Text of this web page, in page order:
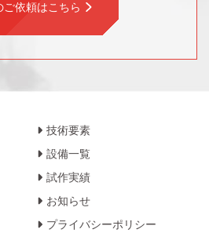
ご依頼はこちら
技術要素
設備一覧
試作実績
お知らせ
プライバシーポリシー